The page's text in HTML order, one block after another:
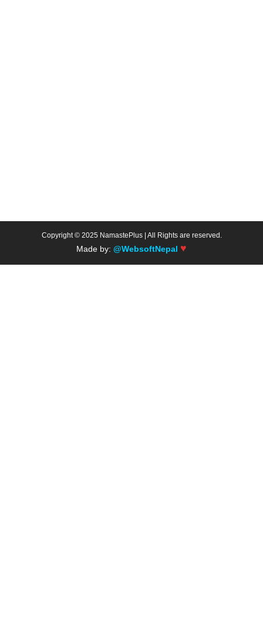
Copyright © 2025 NamastePlus | All Rights are reserved.
Made by: @WebsoftNepal ♥